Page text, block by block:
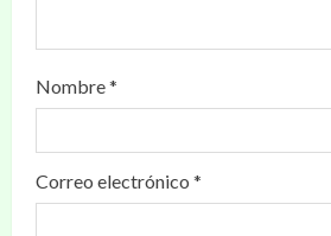
Nombre*
Correo electrónico *